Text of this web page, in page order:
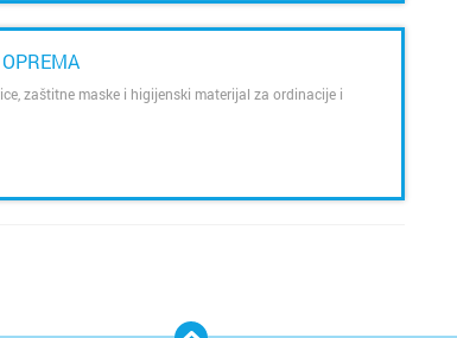
zaštitne maske i higijenski materijal za ordinacije i